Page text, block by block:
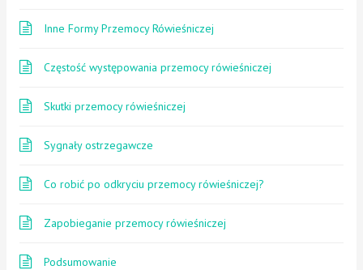
Inne Formy Przemocy Rówieśniczej
Częstość występowania przemocy rówieśniczej
Skutki przemocy rówieśniczej
Sygnały ostrzegawcze
Co robić po odkryciu przemocy rówieśniczej?
Zapobieganie przemocy rówieśniczej
Podsumowanie